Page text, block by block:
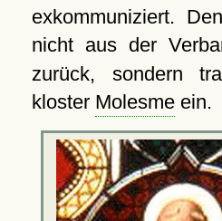
exkommuniziert.
nicht aus der
zurück, sondern
kloster Molesmeein.